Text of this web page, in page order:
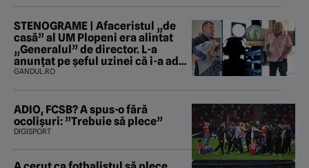
STENOGRAME | Afaceristul „de
casă” al UM Plopeni era alintat
„Generalul” de director. L-a
anunțat pe șeful uzinei că i-a adus
„subțireanu, așa”
GANDUL.RO
ADIO, FCSB? A spus-o fără
ocolișuri: ”Trebuie să plece”
DIGISPORT